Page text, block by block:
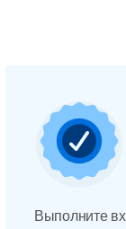
Выполните